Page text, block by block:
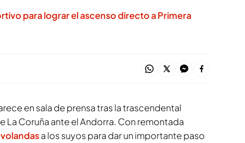
para lograr el ascenso directo a Primera
en sala de prensa tras la trascendental
La Coruña ante el Andorra. Con remontada
a los suyos para dar un importante paso